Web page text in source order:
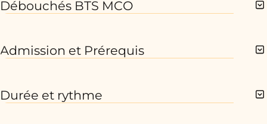
Débouchés BTS MCO
Admission et Prérequis
Durée et rythme